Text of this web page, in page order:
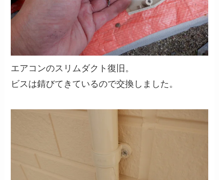
エアコンのスリムダクト復旧。
ビスは錆びてきているので交換しました。